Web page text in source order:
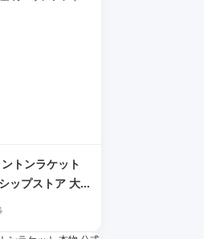
トンラケット
ップストア 大人
ブル ラケット